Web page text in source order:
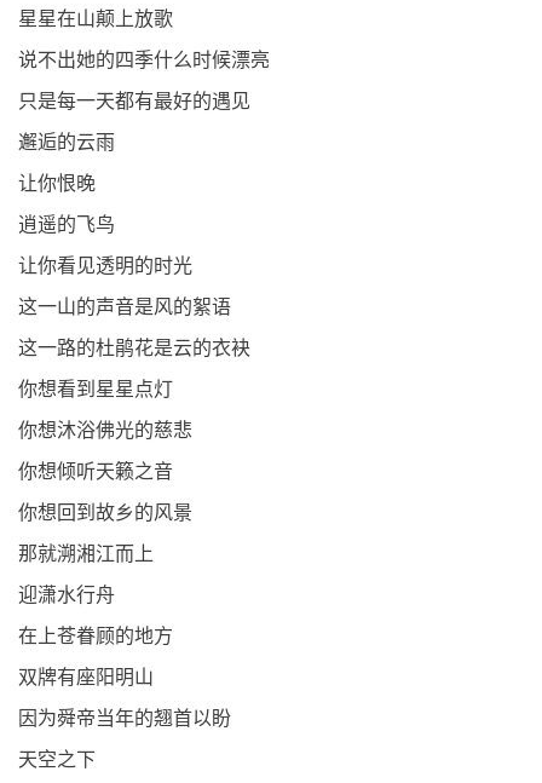
星星在山颠上放歌
说不出她的四季什么时候漂亮
只是每一天都有最好的遇见
邂逅的云雨
让你恨晚
逍遥的飞鸟
让你看见透明的时光
这一山的声音是风的絮语
这一路的杜鹃花是云的衣袂
你想看到星星点灯
你想沐浴佛光的慈悲
你想倾听天籁之音
你想回到故乡的风景
那就溯湘江而上
迎潇水行舟
在上苍眷顾的地方
双牌有座阳明山
因为舜帝当年的翘首以盼
天空之下